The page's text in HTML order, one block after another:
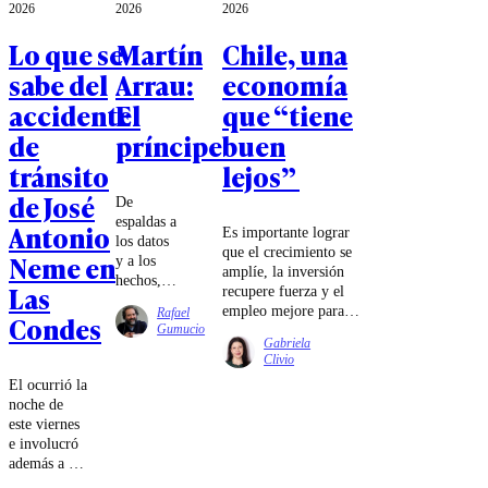
2026
Lo que se
sabe del
accidente
de
tránsito
de José
Antonio
Neme en
Las
Condes
El ocurrió la
noche de
este viernes
e involucró
además a un
2026
Martín
Arrau:
El
príncipe
De
espaldas a
los datos
y a los
hechos,
la
pantalla,
Rafael
Gumucio
2026
Chile, una
economía
que “tiene
buen
lejos”
Es importante lograr
que el crecimiento se
amplíe, la inversión
recupere fuerza y el
empleo mejore para
entre la macroeconomía
y la realidad cierre.
Gabriela
Clivio